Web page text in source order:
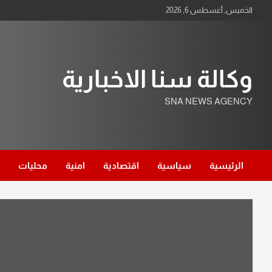
الخميس, أغسطس 6, 2026
وكالة سنا الاخبارية
SNA NEWS AGENCY
الرئيسية سياسية اقتصادية امنية محليات